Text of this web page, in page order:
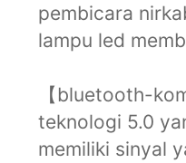
pembicara
lampu led
【bluetooth-
teknologi 5.0
memiliki sinyal